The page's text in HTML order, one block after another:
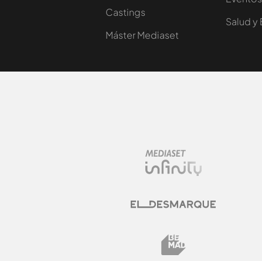
Castings
Máster Mediaset
Salud y